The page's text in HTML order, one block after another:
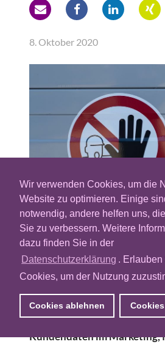
Wir verwenden Cookies, um die
Website zu optimieren. Einige
notwendig, andere helfen uns,
Sie zu verbessern. Weitere
dazu finden Sie in der
Datenschutzerklärung . Erlauben
Cookies, um der Nutzung
Cookies ablehnen
8. Oktober 2020
Das Thema Consent-
Werbetreibende und
Zeit schon äußerst intensiv
die DSGVO, verschiedene
noch einmal verstärkt an
Consent-Management die
rechtskonforme
Kundendaten im Marketing,